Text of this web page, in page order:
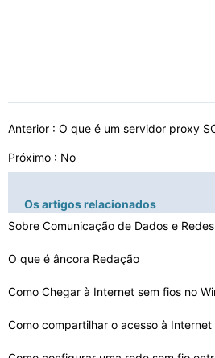
Anterior : O que é um servidor proxy
Próximo : No
Os artigos relacionados
Sobre Comunicação de Dados e Redes
O que é âncora Redação
Como Chegar à Internet sem fios no
Como compartilhar o acesso à Internet